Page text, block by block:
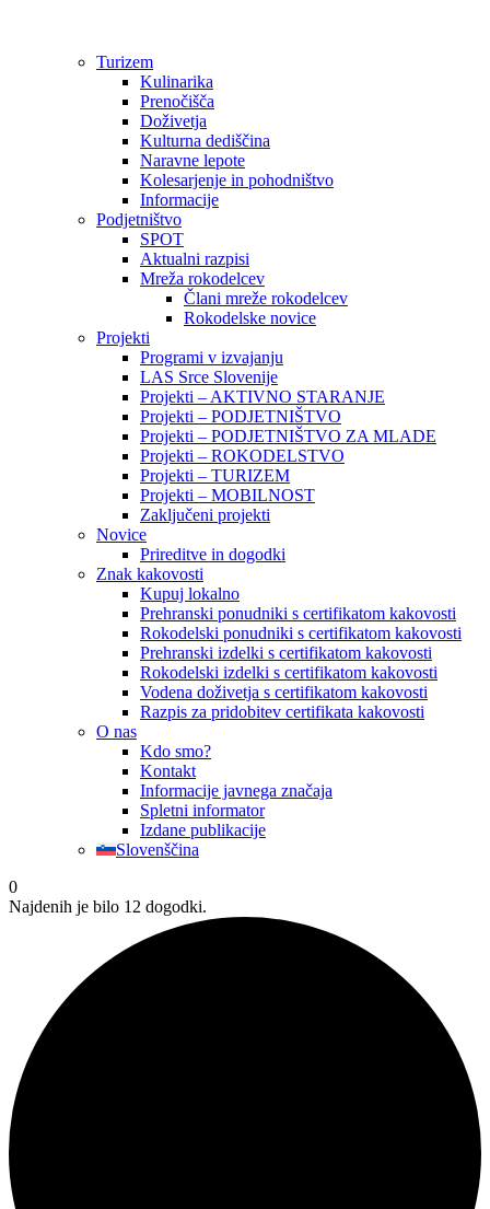
Turizem
Kulinarika
Prenočišča
Doživetja
Kulturna dediščina
Naravne lepote
Kolesarjenje in pohodništvo
Informacije
Podjetništvo
SPOT
Aktualni razpisi
Mreža rokodelcev
Člani mreže rokodelcev
Rokodelske novice
Projekti
Programi v izvajanju
LAS Srce Slovenije
Projekti – AKTIVNO STARANJE
Projekti – PODJETNIŠTVO
Projekti – PODJETNIŠTVO ZA MLADE
Projekti – ROKODELSTVO
Projekti – TURIZEM
Projekti – MOBILNOST
Zaključeni projekti
Novice
Prireditve in dogodki
Znak kakovosti
Kupuj lokalno
Prehranski ponudniki s certifikatom kakovosti
Rokodelski ponudniki s certifikatom kakovosti
Prehranski izdelki s certifikatom kakovosti
Rokodelski izdelki s certifikatom kakovosti
Vodena doživetja s certifikatom kakovosti
Razpis za pridobitev certifikata kakovosti
O nas
Kdo smo?
Kontakt
Informacije javnega značaja
Spletni informator
Izdane publikacije
Slovenščina
0
Najdenih je bilo 12 dogodki.